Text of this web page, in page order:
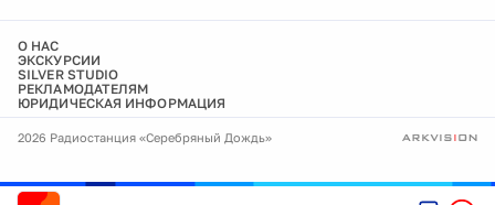
О НАС
ЭКСКУРСИИ
SILVER STUDIO
РЕКЛАМОДАТЕЛЯМ
ЮРИДИЧЕСКАЯ ИНФОРМАЦИЯ
2026 Радиостанция «Серебряный Дождь»